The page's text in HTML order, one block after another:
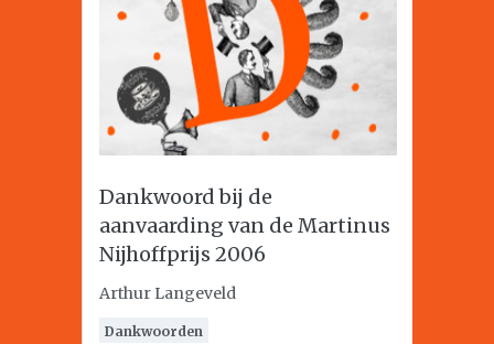
Dankwoord bij de
aanvaarding van de Martinus
Nijhoffprijs 2006
Arthur Langeveld
Dankwoorden